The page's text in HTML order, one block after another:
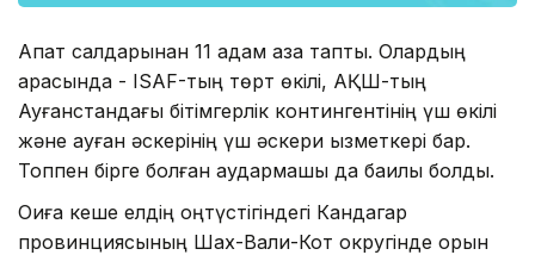
Апат салдарынан 11 адам қаза тапты. Олардың
арасында - ISAF-тың төрт өкілі, АҚШ-тың
Ауғанстандағы бітімгерлік контингентінің үш өкілі
және ауған әскерінің үш әскери қызметкері бар.
Топпен бірге болған аудармашы да бақилық болды.
Оқиға кеше елдің оңтүстігіндегі Кандагар
провинциясының Шах-Вали-Кот округінде орын